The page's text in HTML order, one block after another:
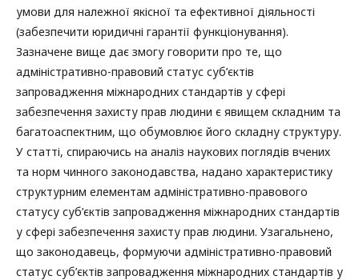
умови для належної якісної та ефективної діяльності
(забезпечити юридичні гарантії функціонування).
Зазначене вище дає змогу говорити про те, що
адміністративно-правовий статус суб’єктів
запровадження міжнародних стандартів у сфері
забезпечення захисту прав людини є явищем складним та
багатоаспектним, що обумовлює його складну структуру.
У статті, спираючись на аналіз наукових поглядів вчених
та норм чинного законодавства, надано характеристику
структурним елементам адміністративно-правового
статусу суб’єктів запровадження міжнародних стандартів
у сфері забезпечення захисту прав людини. Узагальнено,
що законодавець, формуючи адміністративно-правовий
статус суб’єктів запровадження міжнародних стандартів у